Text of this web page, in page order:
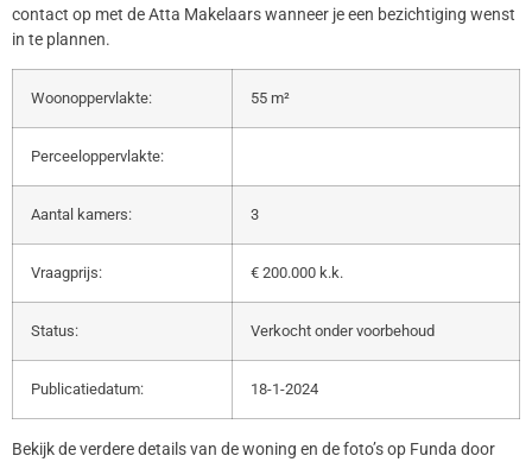
contact op met de Atta Makelaars wanneer je een bezichtiging wenst
in te plannen.
Woonoppervlakte: 55 m²
Perceeloppervlakte:
Aantal kamers: 3
Vraagprijs: € 200.000 k.k.
Status: Verkocht onder voorbehoud
Publicatiedatum: 18-1-2024
Bekijk de verdere details van de woning en de foto’s op Funda door